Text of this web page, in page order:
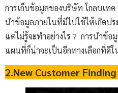
การเก็บข้อมูลของบริษัท โกลบเท
นำข้อมูลภายในที่มีไปใช้ให้เกิดปร
แต่ไม่รู้จะทำอย่างไร ? การนำข้
แผนที่ก็น่าจะเป็นอีกทางเลือกที่ดี
2.New Customer Finding